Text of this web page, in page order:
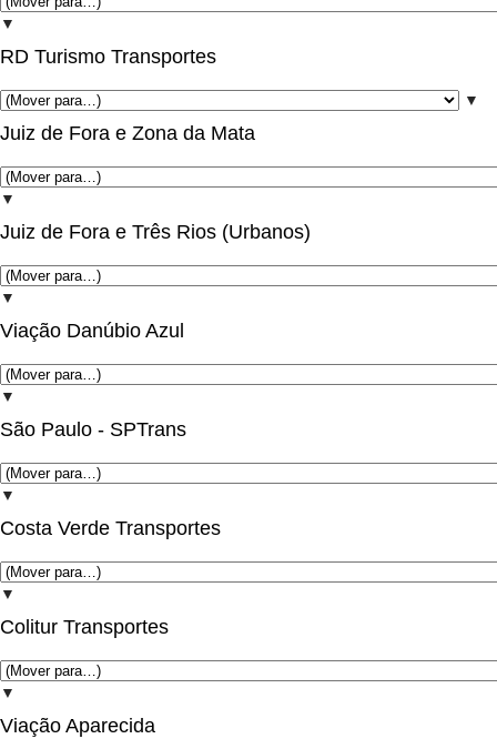
▼
RD Turismo Transportes
▼
Juiz de Fora e Zona da Mata
▼
Juiz de Fora e Três Rios (Urbanos)
▼
Viação Danúbio Azul
▼
São Paulo - SPTrans
▼
Costa Verde Transportes
▼
Colitur Transportes
▼
Viação Aparecida